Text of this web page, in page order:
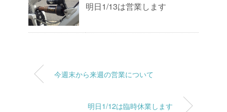
明日1/13は営業します
今週末から来週の営業について
明日1/12は臨時休業します